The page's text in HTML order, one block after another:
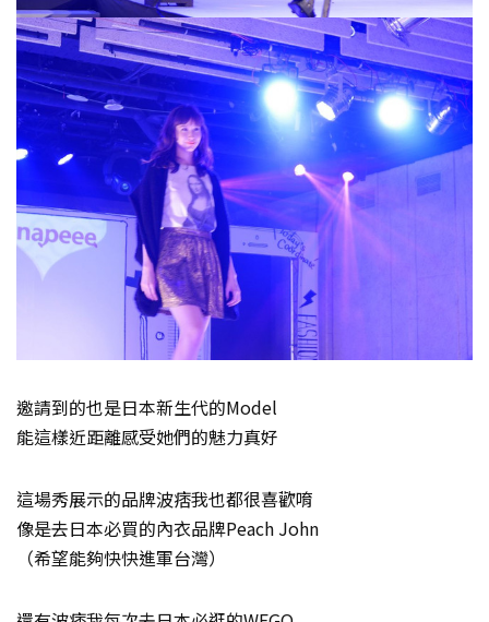
邀請到的也是日本新生代的Model
能這樣近距離感受她們的魅力真好
這場秀展示的品牌波痞我也都很喜歡唷
像是去日本必買的內衣品牌Peach John
（希望能夠快快進軍台灣）